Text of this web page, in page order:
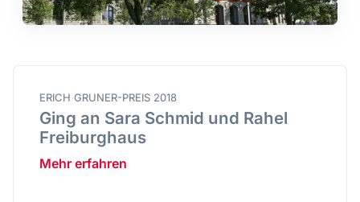
ERICH GRUNER-PREIS 2018
Ging an Sara Schmid und Rahel
Freiburghaus
Mehr erfahren